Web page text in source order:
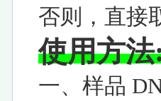
否则，直接
使用方
一、样品